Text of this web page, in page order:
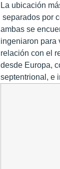
La ubicación
separados por
ambas se
ingeniaron para
relación con el
desde Europa,
septentrional, e